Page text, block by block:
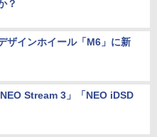
？
ザインホイール「M6」に新
Stream 3」「NEO iDSD